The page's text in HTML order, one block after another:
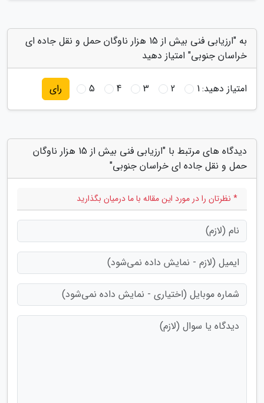
به "ارزیابی فنی بیش از 15 هزار ناوگان حمل و نقل جاده ای
خراسان جنوبی" امتیاز دهید
امتیاز دهید:1
2
3
4
5 رای
دیدگاه های مرتبط با "ارزیابی فنی بیش از 15 هزار ناوگان
حمل و نقل جاده ای خراسان جنوبی"
* نظرتان را در مورد این مقاله با ما درمیان بگذارید